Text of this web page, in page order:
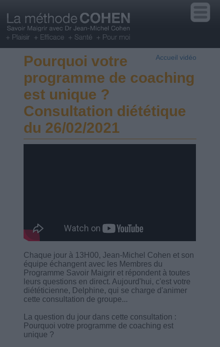
Accueil vidéo
Pourquoi votre
programme de coaching
est unique ?
Consultation diététique
du 26/02/2021
Chaque jour à 13H00, Jean-Michel Cohen et son
équipe échangent avec les Membres du
Programme Savoir Maigrir et répondent à toutes
leurs questions en direct. Aujourd'hui, c'est votre
diététicienne, Delphine, qui se charge d'animer
cette consultation de groupe...
La question du jour dans cette consultation :
Pourquoi votre programme de coaching est
unique ?